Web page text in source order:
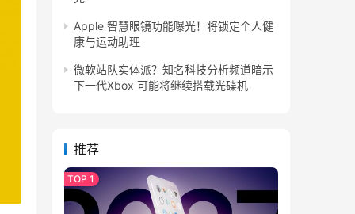
Apple 智慧眼镜功能曝光！将锁定个人健
康与运动助理
微软站队实体派？知名科技分析频道暗示
下一代Xbox 可能将继续搭载光碟机
推荐